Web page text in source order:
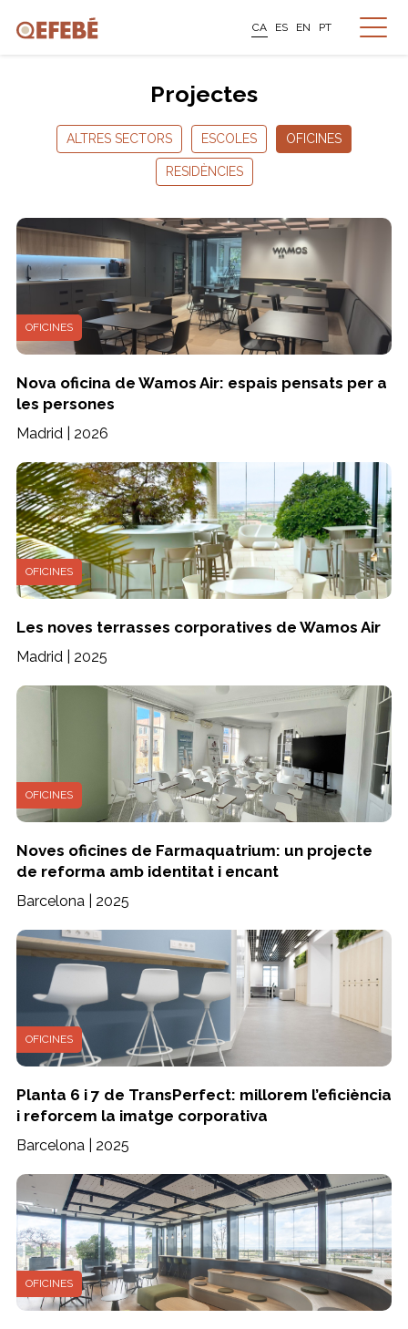
CA ES EN PT
Projectes
ALTRES SECTORS ESCOLES OFICINES
RESIDÈNCIES
OFICINES
Nova oficina de Wamos Air: espais pensats per a
les persones
Madrid | 2026
OFICINES
Les noves terrasses corporatives de Wamos Air
Madrid | 2025
OFICINES
Noves oficines de Farmaquatrium: un projecte
de reforma amb identitat i encant
Barcelona | 2025
OFICINES
Planta 6 i 7 de TransPerfect: millorem l’eficiència
i reforcem la imatge corporativa
Barcelona | 2025
OFICINES